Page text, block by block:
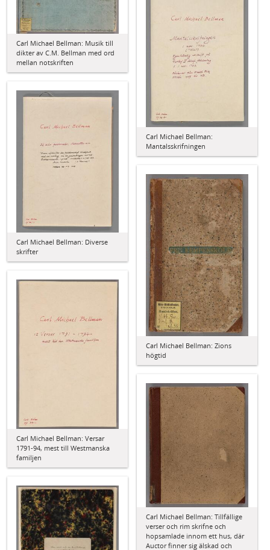
Carl Michael Bellman: Musik till
dikter av C.M. Bellman med ord
mellan notskriften
Carl Michael Bellman:
Mantalsskrifningen
Carl Michael Bellman: Diverse
skrifter
Carl Michael Bellman: Zions
högtid
Carl Michael Bellman: Versar
1791-94, mest till Westmanska
familjen
Carl Michael Bellman: Tillfällige
verser och rim skrifne och
hopsamlade innom ett hus, där
Auctor finner sig älskad och